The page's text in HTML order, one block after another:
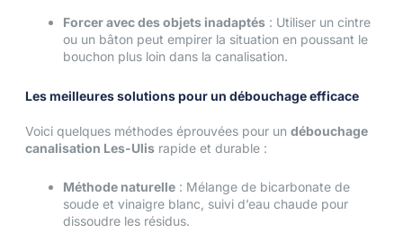
Forcer avec des objets inadaptés : Utiliser un cintre
ou un bâton peut empirer la situation en poussant le
bouchon plus loin dans la canalisation.
Les meilleures solutions pour un débouchage efficace
Voici quelques méthodes éprouvées pour un débouchage
canalisation Les-Ulis rapide et durable :
Méthode naturelle : Mélange de bicarbonate de
soude et vinaigre blanc, suivi d’eau chaude pour
dissoudre les résidus.